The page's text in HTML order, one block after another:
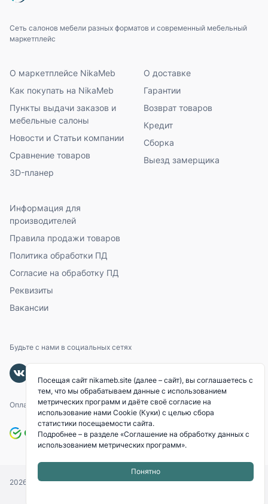
Сеть салонов мебели разных форматов и современный мебельный
маркетплейс
О маркетплейсе NikaMeb
Как покупать на NikaMeb
Пункты выдачи заказов и
мебельные салоны
Новости и Статьи компании
Сравнение товаров
3D-планер
О доставке
Гарантии
Возврат товаров
Кредит
Сборка
Выезд замерщика
Информация для
производителей
Правила продажи товаров
Политика обработки ПД
Согласие на обработку ПД
Реквизиты
Вакансии
Будьте с нами в социальных сетях
Оплачивайте с помощью
2026 © «NIKAMEB». Все права защищены.
Посещая сайт nikameb.site (далее – сайт), вы соглашаетесь с
тем, что мы обрабатываем данные с использованием
метрических программ и даёте своё согласие на
использование нами Cookie (Куки) с целью сбора
статистики посещаемости сайта.
Подробнее – в разделе «Соглашение на обработку данных с
использованием метрических программ».
Понятно